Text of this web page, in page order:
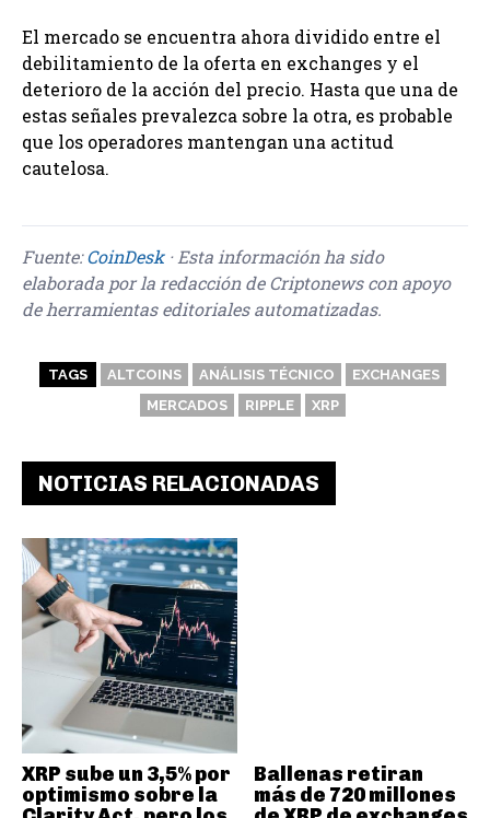
El mercado se encuentra ahora dividido entre el
debilitamiento de la oferta en exchanges y el
deterioro de la acción del precio. Hasta que una de
estas señales prevalezca sobre la otra, es probable
que los operadores mantengan una actitud
cautelosa.
Fuente:CoinDesk· Esta información ha sido
elaborada por la redacción de Criptonews con apoyo
de herramientas editoriales automatizadas.
TAGS ALTCOINS ANÁLISIS TÉCNICO
EXCHANGES
MERCADOS
RIPPLE XRP
NOTICIAS RELACIONADAS
XRP sube un 3,5% por
optimismo sobre la
Ballenas retiran
más de 720 millones